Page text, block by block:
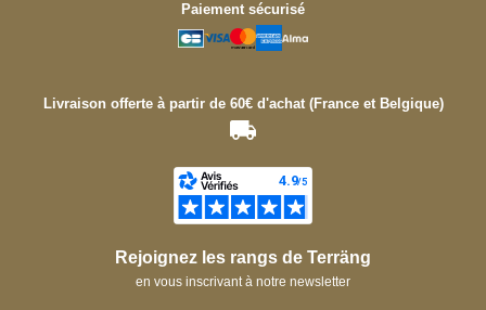
Paiement sécurisé
Livraison offerte à partir de 60€ d'achat (France et Belgique)
Rejoignez les rangs de Terräng
en vous inscrivant à notre newsletter